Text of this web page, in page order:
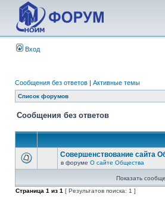
Вход
Сообщения без ответов | Активные темы
Список форумов
Сообщения без ответов
Совершенствование сайта
в форуме О сайте Общества
Показать
Страница 1 из 1 [ Результатов поиска: 1 ]